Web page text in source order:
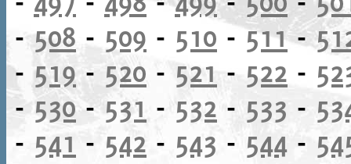
-508 - 509 - 510 -511-
- 519 -520 - 521- 522 -
- 530-531 - 532 - 533 -
- 541 - 542 - 543 - 544 -